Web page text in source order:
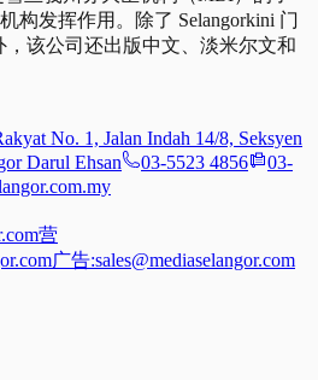
构发挥作用。除了 Selangorkini 门
，该公司还出版中文、淡米尔文和
No. 1, Jalan Indah 14/8, Seksyen
Darul Ehsan
03-5523 4856
03-
营
广告:sales@mediaselangor.com